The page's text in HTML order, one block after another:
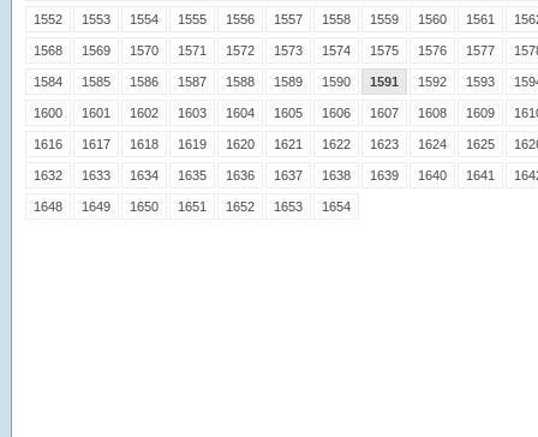
1552 1553 1554 1555 1556 1557 1558 1559 1560 1561
1568 1569 1570 1571 1572 1573 1574 1575 1576 1577
1584 1585 1586 1587 1588 1589 1590 1591 1592 1593
1600 1601 1602 1603 1604 1605 1606 1607 1608 1609
1616 1617 1618 1619 1620 1621 1622 1623 1624 1625
1632 1633 1634 1635 1636 1637 1638 1639 1640 1641
1648 1649 1650 1651 1652 1653 1654